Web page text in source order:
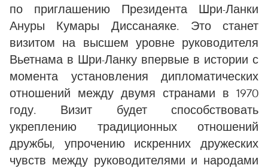
по приглашению Президента Шри-Ланки
Ануры Кумары Диссанаяке. Это станет
визитом на высшем уровне руководителя
Вьетнама в Шри-Ланку впервые в истории с
момента установления дипломатических
отношений между двумя странами в 1970
году. Визит будет способствовать
укреплению традиционных отношений
дружбы, упрочению искренних дружеских
чувств между руководителями и народами